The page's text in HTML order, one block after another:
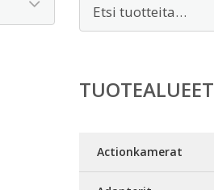
TUOTEALUEET
Actionkamerat